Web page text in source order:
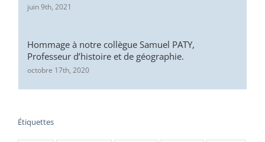
juin 9th, 2021
Hommage à notre collègue Samuel PATY,
Professeur d’histoire et de géographie.
octobre 17th, 2020
Étiquettes